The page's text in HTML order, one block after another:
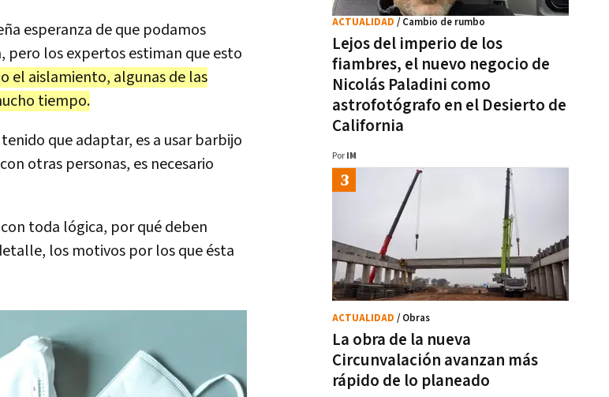
esperanza de que podamos
pero los expertos estiman que esto
el aislamiento, algunas de las
tiempo.
que adaptar, es a usar barbijo
otras personas, es necesario
toda lógica, por qué deben
los motivos por los que ésta
Lejos del imperio de los
fiambres, el nuevo negocio de
Nicolás Paladini como
astrofotógrafo en el Desierto de
California
ACTUALIDAD / Cambio de rumbo
Por IM
La obra de la nueva
Circunvalación avanzan más
rápido de lo planeado
ACTUALIDAD / Obras